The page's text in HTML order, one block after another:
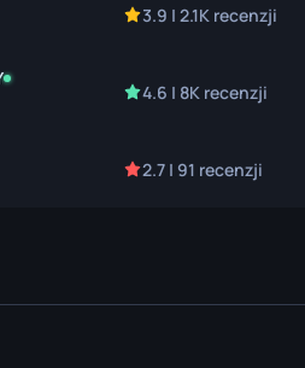
3.9 | 2.1K recenzji
4.6 | 8K recenzji
2.7 | 91 recenzji